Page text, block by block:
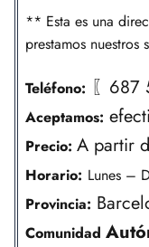
** Esta es una
prestamos
Teléfono: 〖687
Aceptamos:
Precio: A partir
Horario: Lunes –
Provincia:
Comunidad